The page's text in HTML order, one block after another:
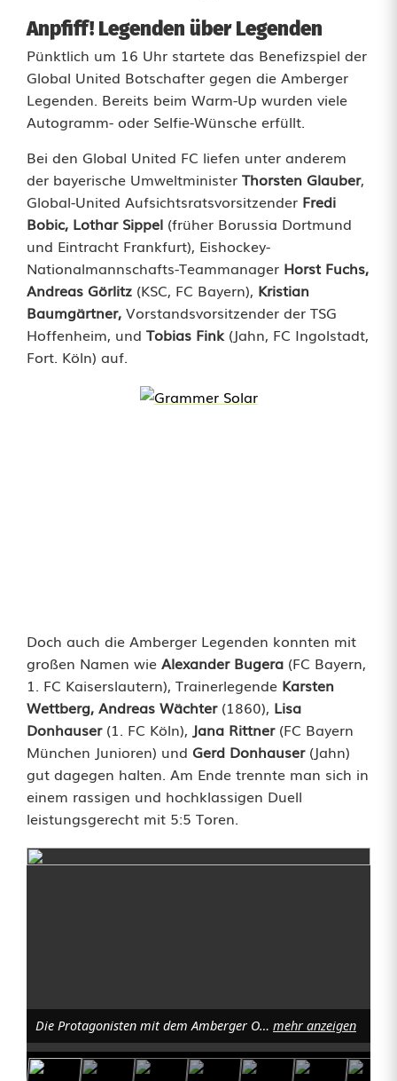
c
h
a
n
z
l
Anpfiff! Legenden über Legenden
Pünktlich um 16 Uhr startete das Benefizspiel der
Global United Botschafter gegen die Amberger
Legenden. Bereits beim Warm-Up wurden viele
Autogramm- oder Selfie-Wünsche erfüllt.
Bei den Global United FC liefen unter anderem
der bayerische Umweltminister Thorsten Glauber,
Global-United Aufsichtsratsvorsitzender Fredi
Bobic, Lothar Sippel (früher Borussia Dortmund
und Eintracht Frankfurt), Eishockey-
Nationalmannschafts-Teammanager Horst Fuchs,
Andreas Görlitz (KSC, FC Bayern), Kristian
Baumgärtner, Vorstandsvorsitzender der TSG
Hoffenheim, und Tobias Fink (Jahn, FC Ingolstadt,
Fort. Köln) auf.
Doch auch die Amberger Legenden konnten mit
großen Namen wie Alexander Bugera (FC Bayern,
1. FC Kaiserslautern), Trainerlegende Karsten
Wettberg, Andreas Wächter(1860), Lisa
Donhauser(1. FC Köln), Jana Rittner(FC Bayern
München Junioren) und Gerd Donhauser(Jahn)
gut dagegen halten. Am Ende trennte man sich in
einem rassigen und hochklassigen Duell
leistungsgerecht mit 5:5 Toren.
Die Protagonisten mit dem Amberger Oberbürgermeister Michael Cerny und Sara Däbritz. Foto: Peter Gattaut mehr anzeigen